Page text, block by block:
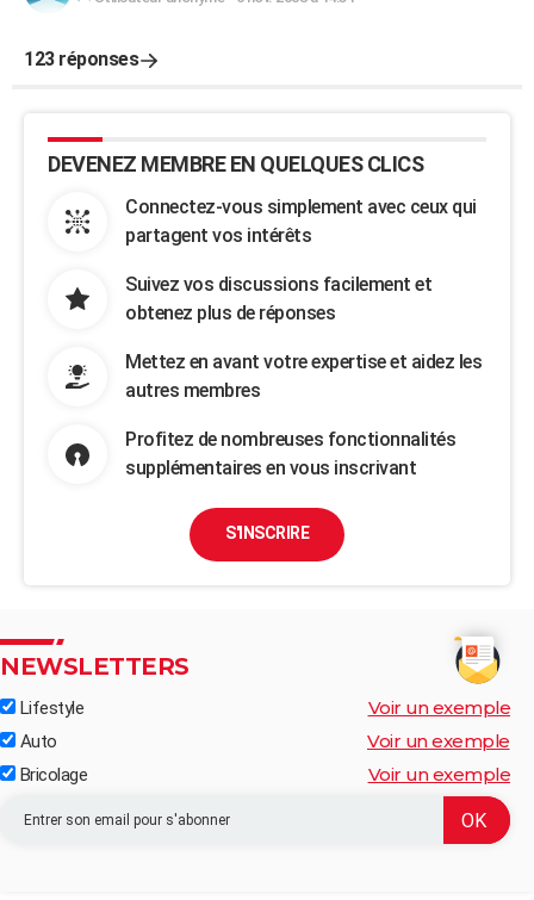
123 réponses
DEVENEZ MEMBRE EN QUELQUES CLICS
Connectez-vous simplement avec ceux qui
partagent vos intérêts
Suivez vos discussions facilement et
obtenez plus de réponses
Mettez en avant votre expertise et aidez les
autres membres
Profitez de nombreuses fonctionnalités
supplémentaires en vous inscrivant
S'INSCRIRE
NEWSLETTERS
Lifestyle Voir un exemple
Auto Voir un exemple
Bricolage Voir un exemple